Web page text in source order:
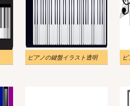
ピアノの鍵盤イラスト透明